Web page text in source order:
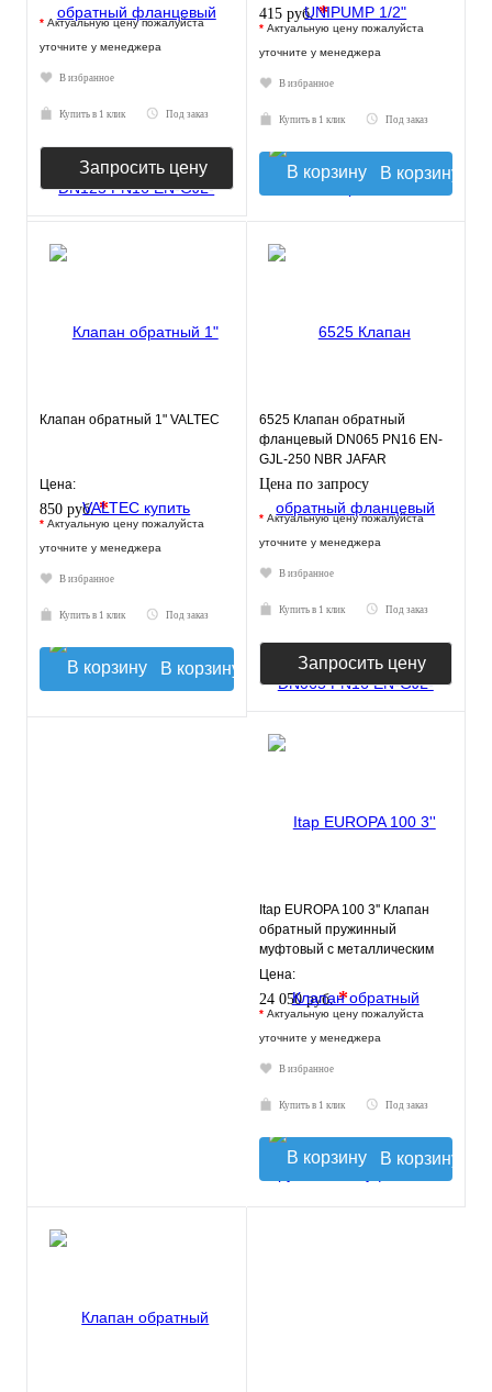
* Актуальную цену пожалуйста
уточните у менеджера
В избранное
Купить в 1 клик Под заказ
Запросить цену
415 руб.*
* Актуальную цену пожалуйста
уточните у менеджера
В избранное
Купить в 1 клик Под заказ
В корзину
Клапан обратный 1" VALTEC
Цена:
850 руб.*
* Актуальную цену пожалуйста
уточните у менеджера
В избранное
Купить в 1 клик Под заказ
В корзину
6525 Клапан обратный
фланцевый DN065 PN16 EN-
GJL-250 NBR JAFAR
Цена по запросу
* Актуальную цену пожалуйста
уточните у менеджера
В избранное
Купить в 1 клик Под заказ
Запросить цену
Itap EUROPA 100 3'' Клапан
обратный пружинный
муфтовый с металлическим
седлом
Цена:
24 050 руб.*
* Актуальную цену пожалуйста
уточните у менеджера
В избранное
Купить в 1 клик Под заказ
В корзину